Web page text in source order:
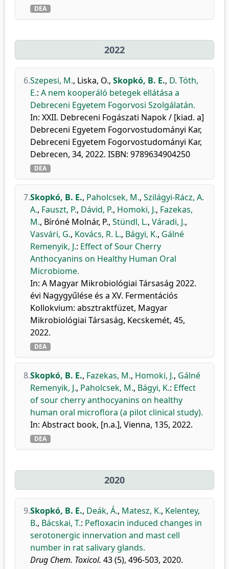
DEA
2022
6.Szepesi, M., Liska, O., Skopkó, B. E., D. Tóth,
E.: A nem kooperáló betegek ellátása a
Debreceni Egyetem Fogorvosi Szolgálatán.
In: XXII. Debreceni Fogászati Napok / [kiad. a]
Debreceni Egyetem Fogorvostudományi Kar,
Debreceni Egyetem Fogorvostudományi Kar,
Debrecen, 34, 2022. ISBN: 9789634904250
DEA
7.Skopkó, B. E., Paholcsek, M., Szilágyi-Rácz, A.
A., Fauszt, P., Dávid, P., Homoki, J., Fazekas,
M., Bíróné Molnár, P., Stündl, L., Váradi, J.,
Vasvári, G., Kovács, R. L., Bágyi, K., Gálné
Remenyik, J.: Effect of Sour Cherry
Anthocyanins on Healthy Human Oral
Microbiome.
In: A Magyar Mikrobiológiai Társaság 2022.
évi Nagygyűlése és a XV. Fermentációs
Kollokvium: absztraktfüzet, Magyar
Mikrobiológiai Társaság, Kecskemét, 45,
2022.
DEA
8.Skopkó, B. E., Fazekas, M., Homoki, J., Gálné
Remenyik, J., Paholcsek, M., Bágyi, K.: Effect
of sour cherry anthocyanins on healthy
human oral microflora (a pilot clinical study).
In: Abstract book, [n.a.], Vienna, 135, 2022.
DEA
2020
9.Skopkó, B. E., Deák, Á., Matesz, K., Kelentey,
B., Bácskai, T.: Pefloxacin induced changes in
serotonergic innervation and mast cell
number in rat salivary glands.
Drug Chem. Toxicol. 43 (5), 496-503, 2020.